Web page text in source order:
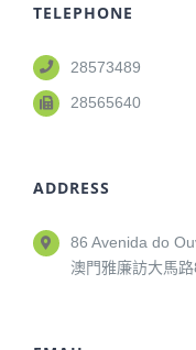
TELEPHONE
28573489
28565640
ADDRESS
86 Avenida do
澳門雅廉訪大馬